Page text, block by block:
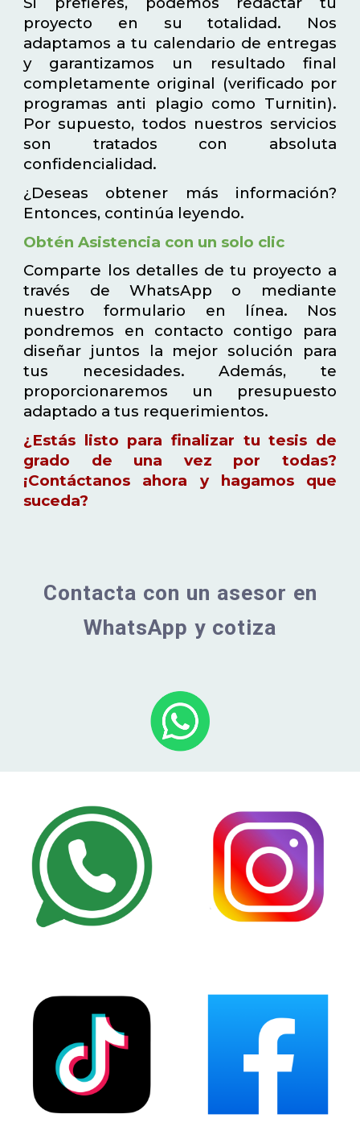
proyecto en su totalidad. Nos
adaptamos a tu calendario de entregas
y garantizamos un resultado final
completamente original (verificado por
programas anti plagio como Turnitin).
Por supuesto, todos nuestros servicios
son tratados con absoluta
confidencialidad.
¿Deseas obtener más información?
Entonces, continúa leyendo.
Obtén Asistencia con un solo clic
Comparte los detalles de tu proyecto a
través de WhatsApp o mediante
nuestro formulario en línea. Nos
pondremos en contacto contigo para
diseñar juntos la mejor solución para
tus necesidades. Además, te
proporcionaremos un presupuesto
adaptado a tus requerimientos.
¿Estás listo para finalizar tu tesis de
grado de una vez por todas?
¡Contáctanos ahora y hagamos que
suceda?
Contacta con un asesor en
WhatsApp y cotiza